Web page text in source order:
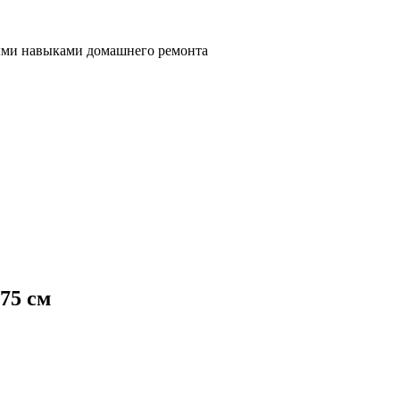
навыками домашнего ремонта
см